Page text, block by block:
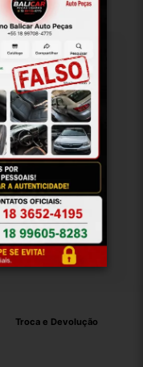
Hyundai
27825
False
Carro/Caminhonete
Hb20x
27825
Outro
Troca e Devolução